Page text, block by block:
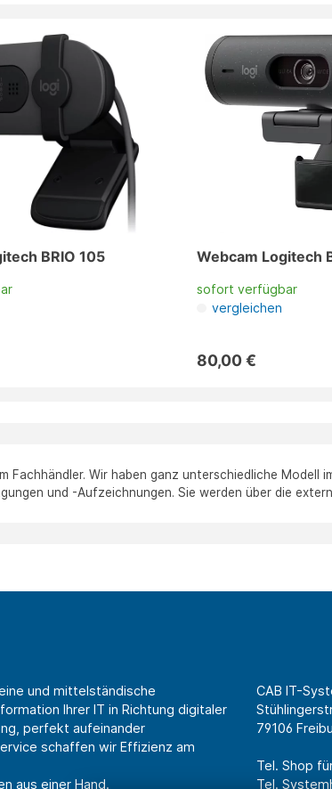
BRIO 105 Webcam Logitech
sofort verfügbar
vergleichen
80,00 €
Fachhändler. Wir haben ganz unterschiedliche
und -Aufzeichnungen. Sie werden über die
und mittelständische
Ihrer IT in Richtung digitaler
perfekt aufeinander
schaffen wir Effizienz am
aus einer Hand.
CAB IT-
79106
Tel. Shop
Tel.